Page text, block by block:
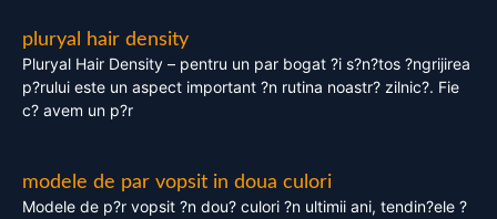
pluryal hair density
Pluryal Hair Density – pentru un par bogat ?i s?n?tos ?ngrijirea
p?rului este un aspect important ?n rutina noastr? zilnic?. Fie
c? avem un p?r
modele de par vopsit in doua culori
Modele de p?r vopsit ?n dou? culori ?n ultimii ani, tendin?ele ?